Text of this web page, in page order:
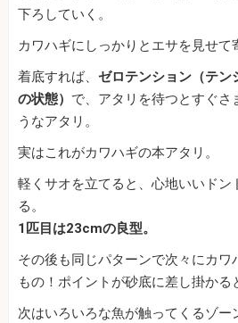
下ろしていく。
カワハギにしっかりとエサを見せて
着底すれば、 ゼロテンション（テン
の状態） で、アタリを待つとすぐさ
うなアタリ。
実はこれがカワハギの本アタリ。
軽くサオを立てると、心地いいドン
る。
1匹目は23cmの良型。
その後も同じパターンで次々にカ
もの！ポイントが砂底に差し掛かる
次はいろいろな魚が触ってくるゾー